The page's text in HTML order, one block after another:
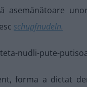
asemănătoare
schupfnudeln.
forma a dictat